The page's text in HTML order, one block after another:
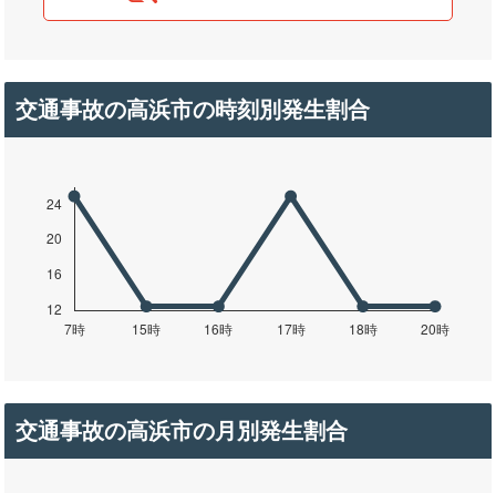
交通事故の高浜市の時刻別発生割合
交通事故の高浜市の月別発生割合